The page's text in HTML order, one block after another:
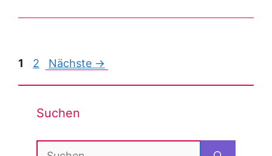
Post
1 2 Nächste →
Suchen
Suchen